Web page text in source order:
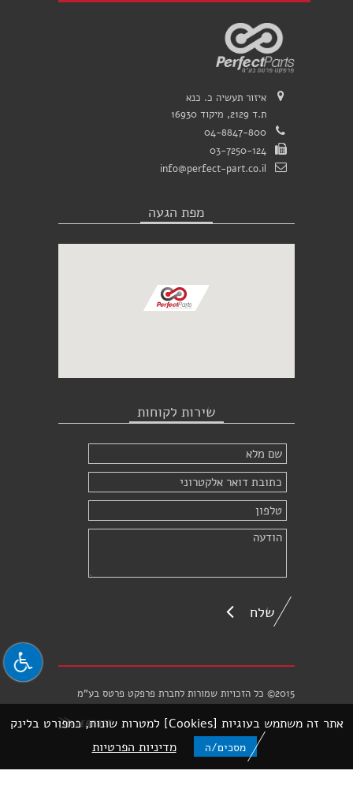
איזור תעשיה כ. כנא
ת.ד 2129, מיקוד 16930
04-8847-800
03-7250-124
info@perfect-part.co.il
מפת הגעה
שירות לקוחות
שלח
2015© כל הזכויות שמורות לחברת פרפקט פרטס בע"מ
אתר זה משתמש בעוגיות [Cookies] למטרות שונות, כמפורט בלינק
מסכים/ה מדיניות הפרטיות